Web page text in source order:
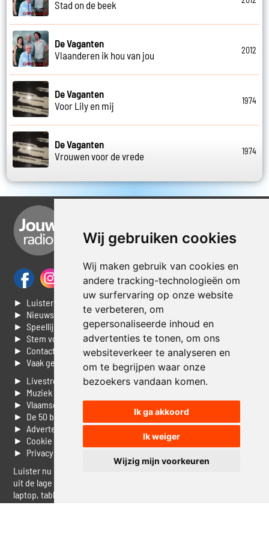
Wij gebruiken cookies
Wij maken gebruik van cookies en
andere tracking-technologieën om
uw surfervaring op onze website
te verbeteren, om
gepersonaliseerde inhoud en
advertenties te tonen, om ons
websiteverkeer te analyseren en
om te begrijpen waar onze
bezoekers vandaan komen.
Ik ga akkoord
Ik weiger
Wijzig mijn voorkeuren
Stad on de beek
De Vaganten
Vlaanderen ik hou van jou
2012
De Vaganten
Voor Lily en mij
1974
De Vaganten
Vrouwen voor de vrede
1974
► Luisteren naar Jouwradio
► Nieuws
► Speellijst
► Stem voor de Dag top 3
► Contacteer ons
► Vaak gestelde vragen
► Livestream informatie
► Muziek opzoeken
► Vlaamse 100 Aller tijden
► De 50 beste van...
► Adverteren op Jouwradio
► Cookie voorkeuren wijzigen
► Privacyinformatie
Luister nu naar Jouwradio! De beste Nederlandstalige muziek
uit de lage landen hoor je hier al 20 jaar. In digitale kwaliteit op je
laptop, tablet of smartphone.